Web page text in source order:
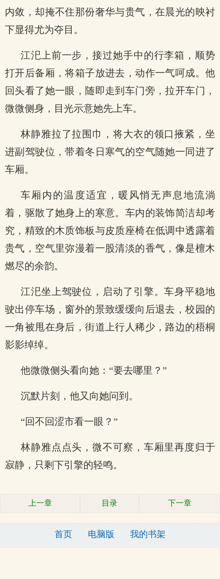
内敛，却掩不住那份奢华与贵气，在晨光的映衬
下显得尤为夺目。
江汜上前一步，接过她手中的行李箱，顺势
打开后备厢，将箱子放进去，动作一气呵成。他
回头看了她一眼，随即走到车门旁，拉开车门，
微微侧身，目光示意她先上车。
林静雅拉了拉围巾，将大衣的领口掖紧，坐
进副驾驶位，带着冬日寒气的空气随她一同进了
车厢。
车厢内的温度适宜，暖风悄无声息地流淌
着，驱散了她身上的寒意。车内的装饰简洁却考
究，精致的木质饰板与皮质座椅在低调中透露着
贵气，空气里弥漫着一股清淡的香气，像是檀木
燃尽的余韵。
江汜坐上驾驶位，启动了引擎。车身平稳地
驶出停车场，窗外的景致缓缓向后退去，校园的
一角被甩在身后，街道上行人稀少，路边的梧桐
影影绰绰。
他微微侧头看向她：“要去哪里？”
沉默片刻，他又向她问到。
“回不回涩市看一眼？”
林静雅点点头，微不可察，车厢里再度归于
寂静，只剩下引擎的轻鸣。
上一章 目录 下一章
首页 电脑版 我的书架